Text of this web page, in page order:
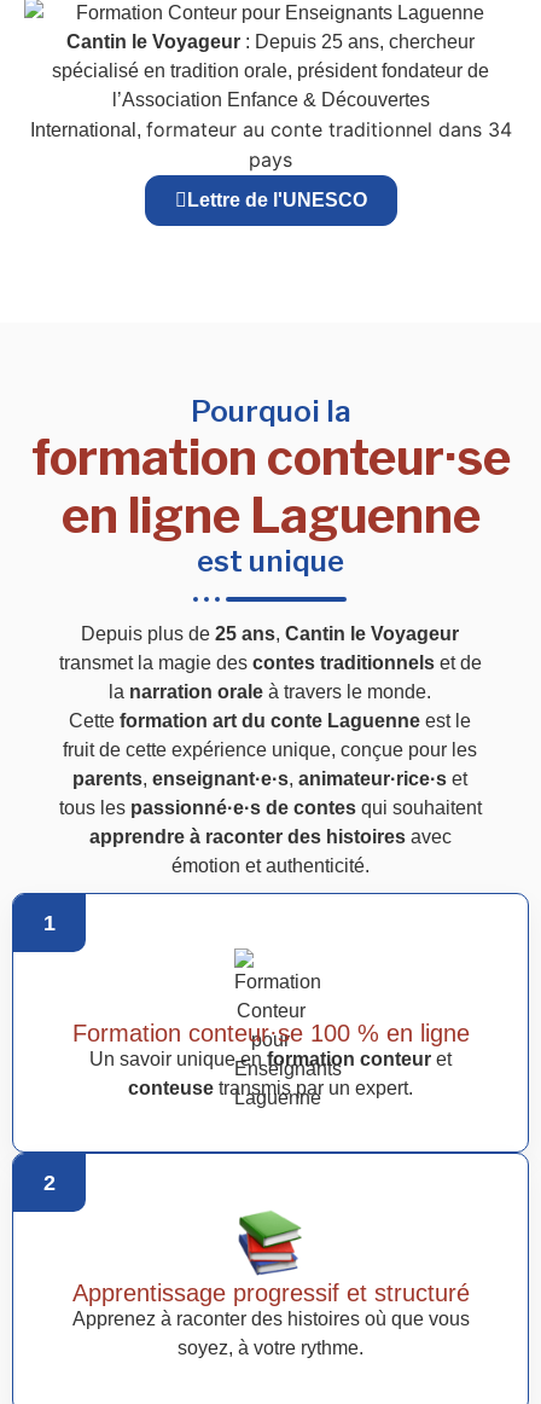
Cantin le Voyageur : Depuis 25 ans, chercheur
spécialisé en tradition orale, président fondateur de
l’Association Enfance & Découvertes
International, formateur au conte traditionnel dans 34
pays
Lettre de l'UNESCO
Pourquoi la
formation conteur·se
en ligne Laguenne
est unique
Depuis plus de25 ans,Cantin le Voyageur
transmet la magie des contes traditionnelset de
la narration orale à travers le monde.
Cetteformation art du conte Laguenne est le
fruit de cette expérience unique, conçue pour les
parents,enseignant·e·s,animateur·rice·s et
tous les passionné·e·s de contesqui souhaitent
apprendre à raconter des histoiresavec
émotion et authenticité.
1
Formation conteur·se 100 % en ligne
Un savoir unique en formation conteur et
conteuse transmis par un expert.
2
Apprentissage progressif et structuré
Apprenez à raconter des histoires où que vous
soyez, à votre rythme.